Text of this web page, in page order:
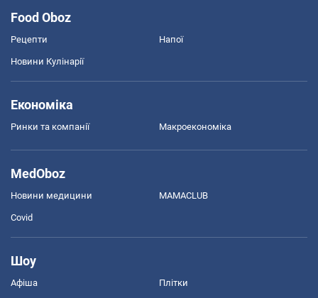
Food Oboz
Рецепти Напої
Новини Кулінарії
Економіка
Ринки та компанії Макроекономіка
MedOboz
Новини медицини MAMACLUB
Covid
Шоу
Афіша Плітки